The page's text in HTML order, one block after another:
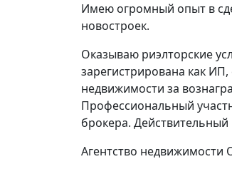
Имею огромный опыт в
новостроек.
Оказываю риэлторские
зарегистрирована как
недвижимости за
Профессиональный
брокера.
Агентство недвижимости